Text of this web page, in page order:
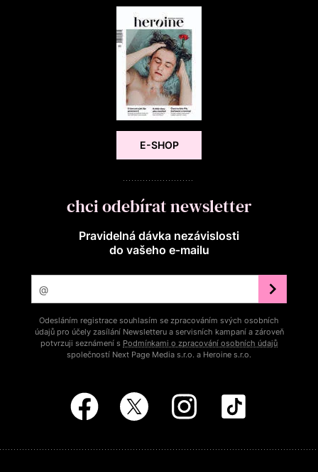
E-SHOP
chci odebírat newsletter
Pravidelná dávka nezávislosti
do vašeho e‑mailu
Odesláním registrace souhlasím se zpracováním svých osobních
údajů pro účely zasílání Newsletteru a servisních kampaní a zároveň
potvrzuji seznámení s Podmínkami o zpracování osobních údajů
společností Next Page Media s.r.o. a Heroine s.r.o.